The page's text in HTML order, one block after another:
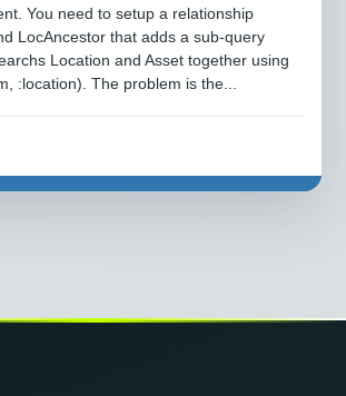
You need to setup a relationship
LocAncestor that adds a sub-query
Location and Asset together using
:location). The problem is the...